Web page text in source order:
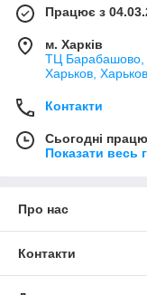
Працює з
м. Харків
ТЦ Барабашово,
Харьков,
Контакти
Сьогодні
Показати весь
Про нас
Контакти